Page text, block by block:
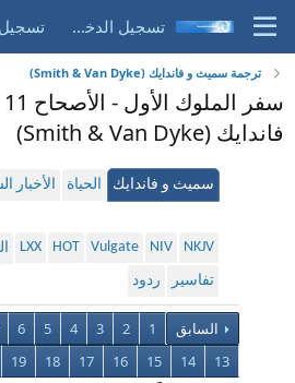
تسجيل الدخول تسجيل
ترجمة سميث و فاندايك (Smith & Van Dyke)
فاندايك (Smith & Van Dyke)
سميث و فاندايك الحياة الأخبار
NKJV
NIV
Vulgate
HOT
LXX
تفاسير
ردود
السابق 1
2
3
4
5
6
13
14
15
16
17
18
19